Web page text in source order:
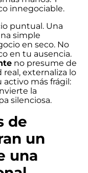
innegociable.
puntual. Una
simple
en seco. No
en tu ausencia.
no presume de
real, externaliza lo
más frágil:
la
silenciosa.
de
un
una